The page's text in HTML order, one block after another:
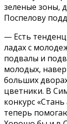
зеленые зоны,
Поспелову
— Есть
ладах с
подвалы и
молодых,
больших
цветники. В
конкурс
теперь